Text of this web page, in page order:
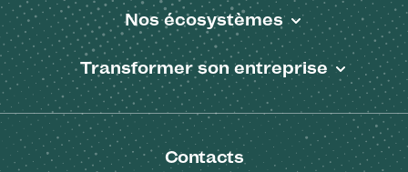
Nos écosystèmes
Transformer son entreprise
Contacts